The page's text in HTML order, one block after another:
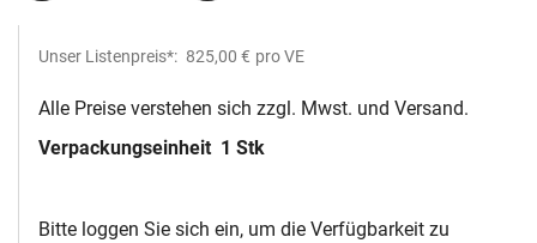
Unser Listenpreis*: 825,00 € pro VE
Alle Preise verstehen sich zzgl. Mwst. und Versand.
Verpackungseinheit 1 Stk
Bitte loggen Sie sich ein, um die Verfügbarkeit zu